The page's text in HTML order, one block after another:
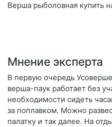
Верша рыболовная купить
Мнение эксперта
В первую очередь
верша-паук работает без
необходимости сидеть
за поплавком. Можно
палатку и так далее. На